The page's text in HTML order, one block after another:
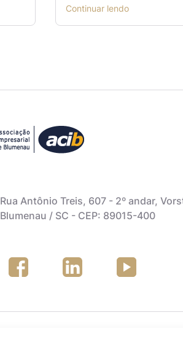
Continuar lendo
Rua Antônio Treis, 607 - 2º andar,
Blumenau / SC - CEP: 89015-400